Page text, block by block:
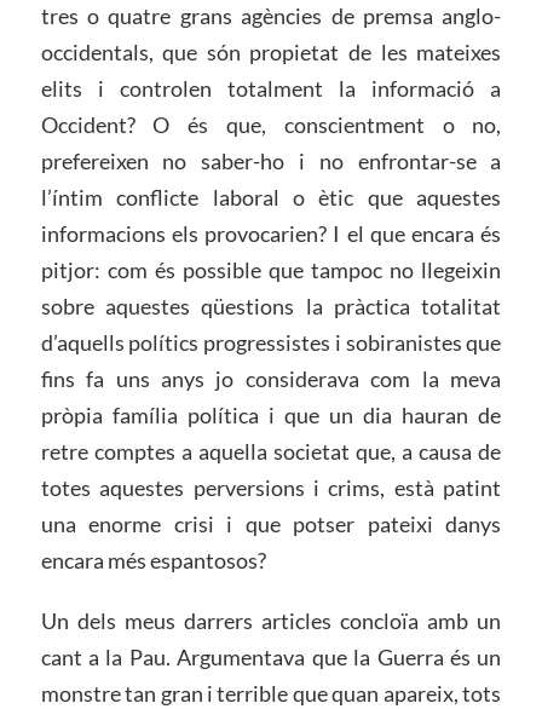
tres o quatre grans agències de premsa anglo-
occidentals, que són propietat de les mateixes
elits i controlen totalment la informació a
Occident? O és que, conscientment o no,
prefereixen no saber-ho i no enfrontar-se a
l’íntim conflicte laboral o ètic que aquestes
informacions els provocarien? I el que encara és
pitjor: com és possible que tampoc no llegeixin
sobre aquestes qüestions la pràctica totalitat
d’aquells polítics progressistes i sobiranistes que
fins fa uns anys jo considerava com la meva
pròpia família política i que un dia hauran de
retre comptes a aquella societat que, a causa de
totes aquestes perversions i crims, està patint
una enorme crisi i que potser pateixi danys
encara més espantosos?
Un dels meus darrers articles concloïa amb un
cant a la Pau. Argumentava que la Guerra és un
monstre tan gran i terrible que quan apareix, tots